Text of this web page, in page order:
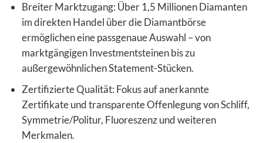
Breiter Marktzugang: Über 1,5 Millionen Diamanten
im direkten Handel über die Diamantbörse
ermöglichen eine passgenaue Auswahl – von
marktgängigen Investmentsteinen bis zu
außergewöhnlichen Statement-Stücken.
Zertifizierte Qualität: Fokus auf anerkannte
Zertifikate und transparente Offenlegung von Schliff,
Symmetrie/Politur, Fluoreszenz und weiteren
Merkmalen.